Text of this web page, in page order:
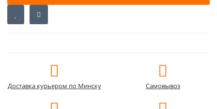
Доставка курьером по Минску Самовывоз